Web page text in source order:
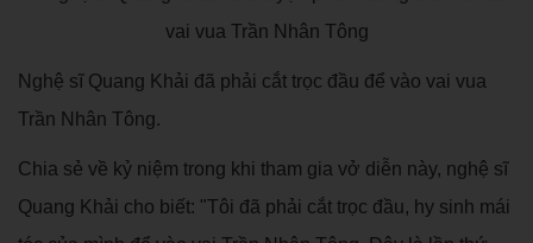
Nghệ sĩ Quang Khải đã phải cắt trọc đầu để vào vai vua
Trần Nhân Tông.
Chia sẻ về kỷ niệm trong khi tham gia vở diễn này, nghệ sĩ
Quang Khải cho biết: "Tôi đã phải cắt trọc đầu, hy sinh mái